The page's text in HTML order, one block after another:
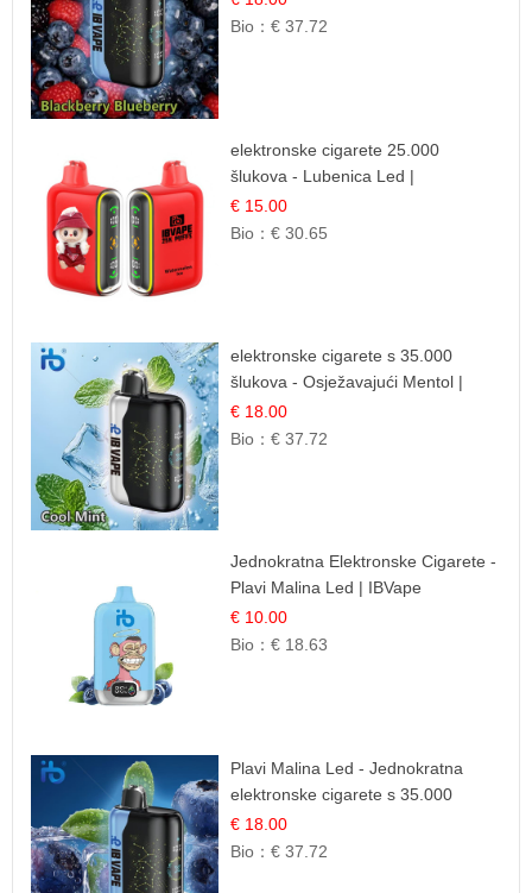
Šumskog Voća
Bio：€ 37.72
elektronske cigarete 25.000
šlukova - Lubenica Led |
Osježavajući Ljetni Okus
€ 15.00
Bio：€ 30.65
elektronske cigarete s 35.000
šlukova - Osježavajući Mentol |
Čista i Svježa Okus
€ 18.00
Bio：€ 37.72
Jednokratna Elektronske Cigarete -
Plavi Malina Led | IBVape
€ 10.00
Bio：€ 18.63
Plavi Malina Led - Jednokratna
elektronske cigarete s 35.000
šlukova | IBVape
€ 18.00
Bio：€ 37.72